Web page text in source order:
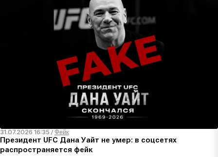
31.07.2026 16:35 /Фейк
Президент UFC Дана Уайт не умер: в соцсетях
распространяется фейк